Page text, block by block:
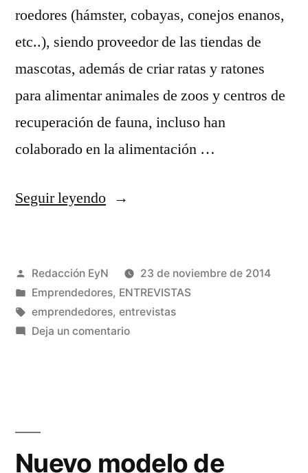
roedores (hámster, cobayas, conejos enanos,
etc..), siendo proveedor de las tiendas de
mascotas, además de criar ratas y ratones
para alimentar animales de zoos y centros de
recuperación de fauna, incluso han
colaborado en la alimentación …
Seguir leyendo«José
Bellas
emprendedor
en
Publicado
por
Redacción EyN
23 de noviembre de 2014
Publicado
en
Emprendedores, ENTREVISTAS
Etiquetas:
emprendedores, entrevistas
Deja un comentarioen
Xaraleira
Nuevo modelo de